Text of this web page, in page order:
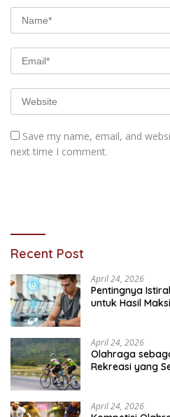
Save my name, email, and
next time I comment.
Recent Post
April 24, 2026
Pentingnya
untuk Hasil
April 24, 2026
Olahraga
Rekreasi yang
April 24, 2026